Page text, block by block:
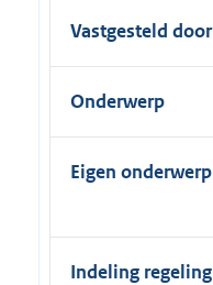
Vastgesteld door
Onderwerp
Eigen onderwerp
Indeling regeling